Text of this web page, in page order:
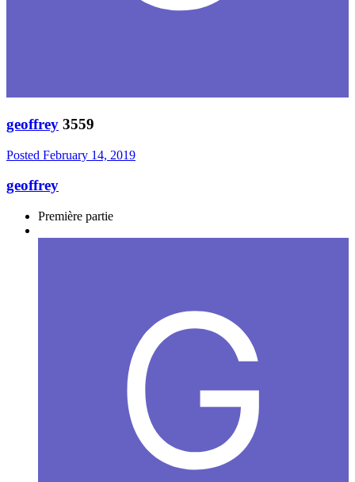
geoffrey 3559
Posted February 14, 2019
geoffrey
Première partie